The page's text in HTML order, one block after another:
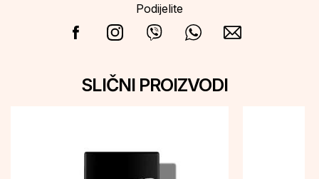
Podijelite
SLIČNI PROIZVODI